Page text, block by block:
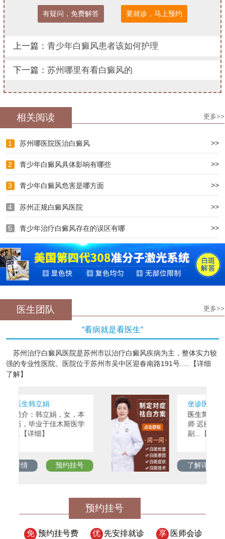
有疑问，免费解答 要就诊，马上预约
上一篇： 青少年白癜风患者该如何护理
下一篇： 苏州哪里有看白癜风的
相关阅读 更多>>
1 苏州哪医院医治白癜风 >>
2 青少年白癜风具体影响有哪些 >>
3 青少年白癜风危害是哪方面 >>
4 苏州正规白癜风医院 >>
5 青少年治疗白癜风存在的误区有哪 >>
医生团队 更多>>
“看病就是看医生“
苏州治疗白癜风医院是苏州市以治疗白癜风疾病为主，整体实力较
强的专业性医院。医院位于苏州市吴中区迎春南路191号.....【详细
了解】
女，本
斯医学
约挂号
坐诊医生迟丽娟
医生简介： 迟丽娟 副主任医
师 迟丽娟，女，副主任医师
副...【详细】
了解详情 预约挂号
预约挂号
免 预约挂号费 优 先安排就诊 享 医师会诊